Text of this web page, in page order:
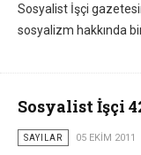
Sosyalist İşçi
sosyalizm hakkında
Sosyalist İşçi
SAYILAR 05 EKIM 2011